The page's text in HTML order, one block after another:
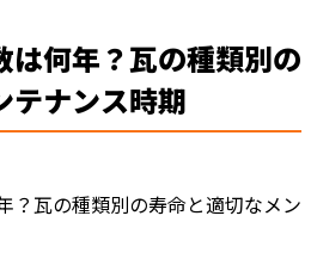
は何年？瓦の種類別の
テナンス時期